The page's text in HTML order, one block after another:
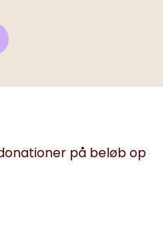
på beløb op